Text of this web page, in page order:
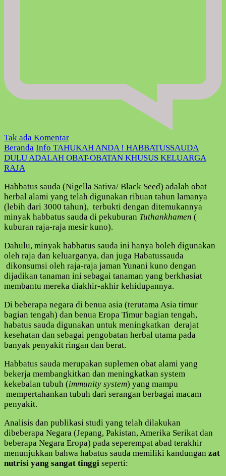
Tak ada Komentarpada
TAHUKAH
ANDA
DULU
ADALAH
OBAT-
OBATAN
KHUSUS
RAJA
Beranda Info TAHUKAH ANDA ! HABBATUSSAUDA
DULU ADALAH OBAT-OBATAN KHUSUS KELUARGA
RAJA
Habbatus sauda (Nigella Sativa/ Black Seed) adalah obat
herbal alami yang telah digunakan ribuan tahun lamanya
(lebih dari 3000 tahun), terbukti dengan ditemukannya
minyak habbatus sauda di pekuburan Tuthankhamen (
kuburan raja-raja mesir kuno).
Dahulu, minyak habbatus sauda ini hanya boleh digunakan
oleh raja dan keluarganya, dan juga Habatussauda
dikonsumsi oleh raja-raja jaman Yunani kuno dengan
dijadikan tanaman ini sebagai tanaman yang berkhasiat
membantu mereka diakhir-akhir kehidupannya.
Di beberapa negara di benua asia (terutama Asia timur
bagian tengah) dan benua Eropa Timur bagian tengah,
habatus sauda digunakan untuk meningkatkan derajat
kesehatan dan sebagai pengobatan herbal utama pada
banyak penyakit ringan dan berat.
Habbatus sauda merupakan suplemen obat alami yang
bekerja membangkitkan dan meningkatkan system
kekebalan tubuh (immunity system) yang mampu
mempertahankan tubuh dari serangan berbagai macam
penyakit.
Analisis dan publikasi studi yang telah dilakukan
dibeberapa Negara (Jepang, Pakistan, Amerika Serikat dan
beberapa Negara Eropa) pada seperempat abad terakhir
menunjukkan bahwa habatus sauda memiliki kandungan zat
nutrisi yang sangat tinggi seperti: